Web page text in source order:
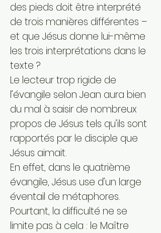
des pieds doit être interprété
de trois manières différentes –
et que Jésus donne lui-même
les trois interprétations dans le
texte ?
Le lecteur trop rigide de
l’évangile selon Jean aura bien
du mal à saisir de nombreux
propos de Jésus tels qu’ils sont
rapportés par le disciple que
Jésus aimait.
En effet, dans le quatrième
évangile, Jésus use d’un large
éventail de métaphores.
Pourtant, la difficulté ne se
limite pas à cela : le Maître